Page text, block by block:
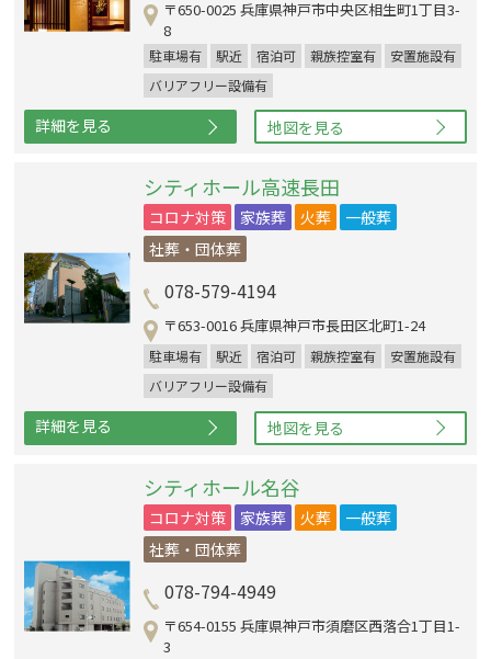
〒650-0025 兵庫県神戸市中央区相生町1丁目3-
8
駐車場有 駅近 宿泊可 親族控室有
安置施設有
バリアフリー設備有
詳細を見る 地図を見る
シティホール高速長田
コロナ対策 家族葬 火葬
一般葬
社葬・団体葬
078-579-4194
〒653-0016 兵庫県神戸市長田区北町1-24
駐車場有 駅近 宿泊可 親族控室有
安置施設有
バリアフリー設備有
詳細を見る 地図を見る
シティホール名谷
コロナ対策 家族葬 火葬
一般葬
社葬・団体葬
078-794-4949
〒654-0155 兵庫県神戸市須磨区西落合1丁目1-
3